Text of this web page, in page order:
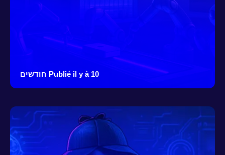
Publié il y à 10 חודשים